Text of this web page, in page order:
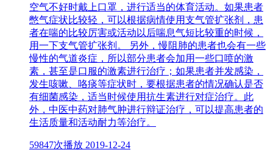
空气不好时戴上口罩，进行适当的体育活动。如果患者
憋气症状比较轻，可以根据病情使用支气管扩张剂，患
者在喘的比较厉害或活动以后喘息气短比较重的时候，
用一下支气管扩张剂。 另外，慢阻肺的患者也会有一些
慢性的气道炎症，所以部分患者会加用一些口喷的激
素，甚至是口服的激素进行治疗；如果患者并发感染，
发生咳嗽、咯痰等症状时，要根据患者的情况确认是否
有细菌感染，适当时候使用抗生素进行对症治疗。此
外，中医中药对肺气肿进行辩证治疗，可以提高患者的
生活质量和活动耐力等治疗。
59847次播放 2019-12-24